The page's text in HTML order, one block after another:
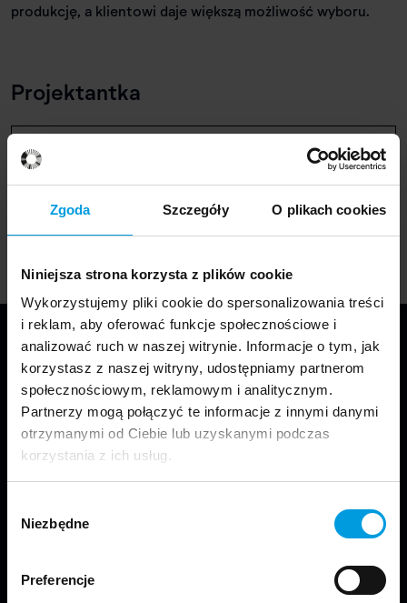
Zgoda Szczegóły O plikach cookies
Niniejsza strona korzysta z plików cookie
Wykorzystujemy pliki cookie do spersonalizowania treści
i reklam, aby oferować funkcje społecznościowe i
analizować ruch w naszej witrynie. Informacje o tym, jak
korzystasz z naszej witryny, udostępniamy partnerom
społecznościowym, reklamowym i analitycznym.
Partnerzy mogą połączyć te informacje z innymi danymi
otrzymanymi od Ciebie lub uzyskanymi podczas
korzystania z ich usług.
zgody
Niezbędne
Preferencje
produkcję, a klientowi daje większą możliwość wyboru.
Projektantka